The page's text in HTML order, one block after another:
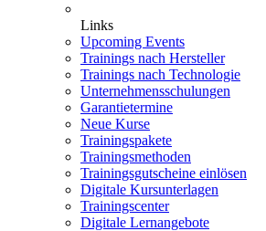
Links
Upcoming Events
Trainings nach Hersteller
Trainings nach Technologie
Unternehmensschulungen
Garantietermine
Neue Kurse
Trainingspakete
Trainingsmethoden
Trainingsgutscheine einlösen
Digitale Kursunterlagen
Trainingscenter
Digitale Lernangebote